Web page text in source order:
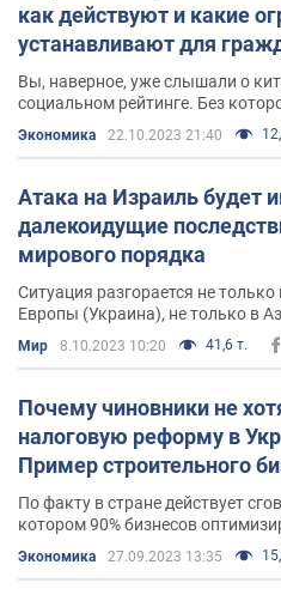
как действуют и какие
устанавливают для
Вы, наверное, уже слышали о
социальном рейтинге. Без
жениться, ни кредит получить,
А знаете ли вы об американском
Экономика 22.10.2023 21:40
Атака на Израиль будет
далекоидущие
мирового порядка
Ситуация разгорается не только
Европы (Украина), не только в
но и на Ближнем Востоке.
конфликтов может перерасти в
Мир 8.10.2023 10:20 41,6 т.
Почему чиновники не
налоговую реформу в
Пример строительного
По факту в стране действует
котором 90% бизнесов
Экономика 27.09.2023 13:35